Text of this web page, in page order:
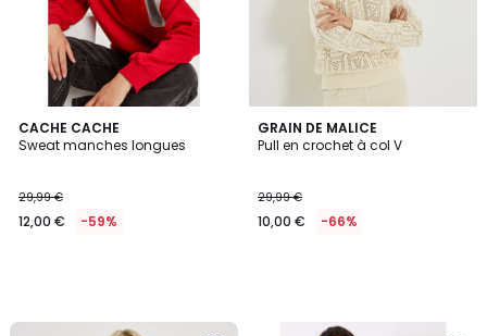
CACHE CACHE
Sweat manches longues
29,99 €
12,00 € -59%
GRAIN DE MALICE
Pull en crochet à col V
29,99 €
10,00 € -66%